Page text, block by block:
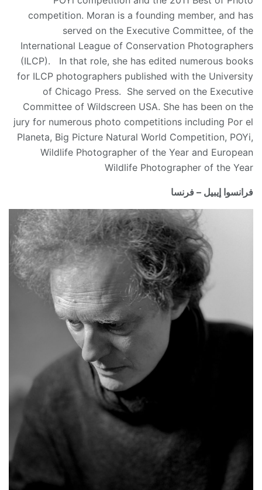
competition. Moran is a founding member, and has
served on the Executive Committee, of the
International League of Conservation Photographers
(ILCP). In that role, she has edited numerous books
for ILCP photographers published with the University
of Chicago Press. She served on the Executive
Committee of Wildscreen USA. She has been on the
jury for numerous photo competitions including Por el
Planeta, Big Picture Natural World Competition, POYi,
Wildlife Photographer of the Year and European
Wildlife Photographer of the Year
فرانسوا إيبيل – فرنسا